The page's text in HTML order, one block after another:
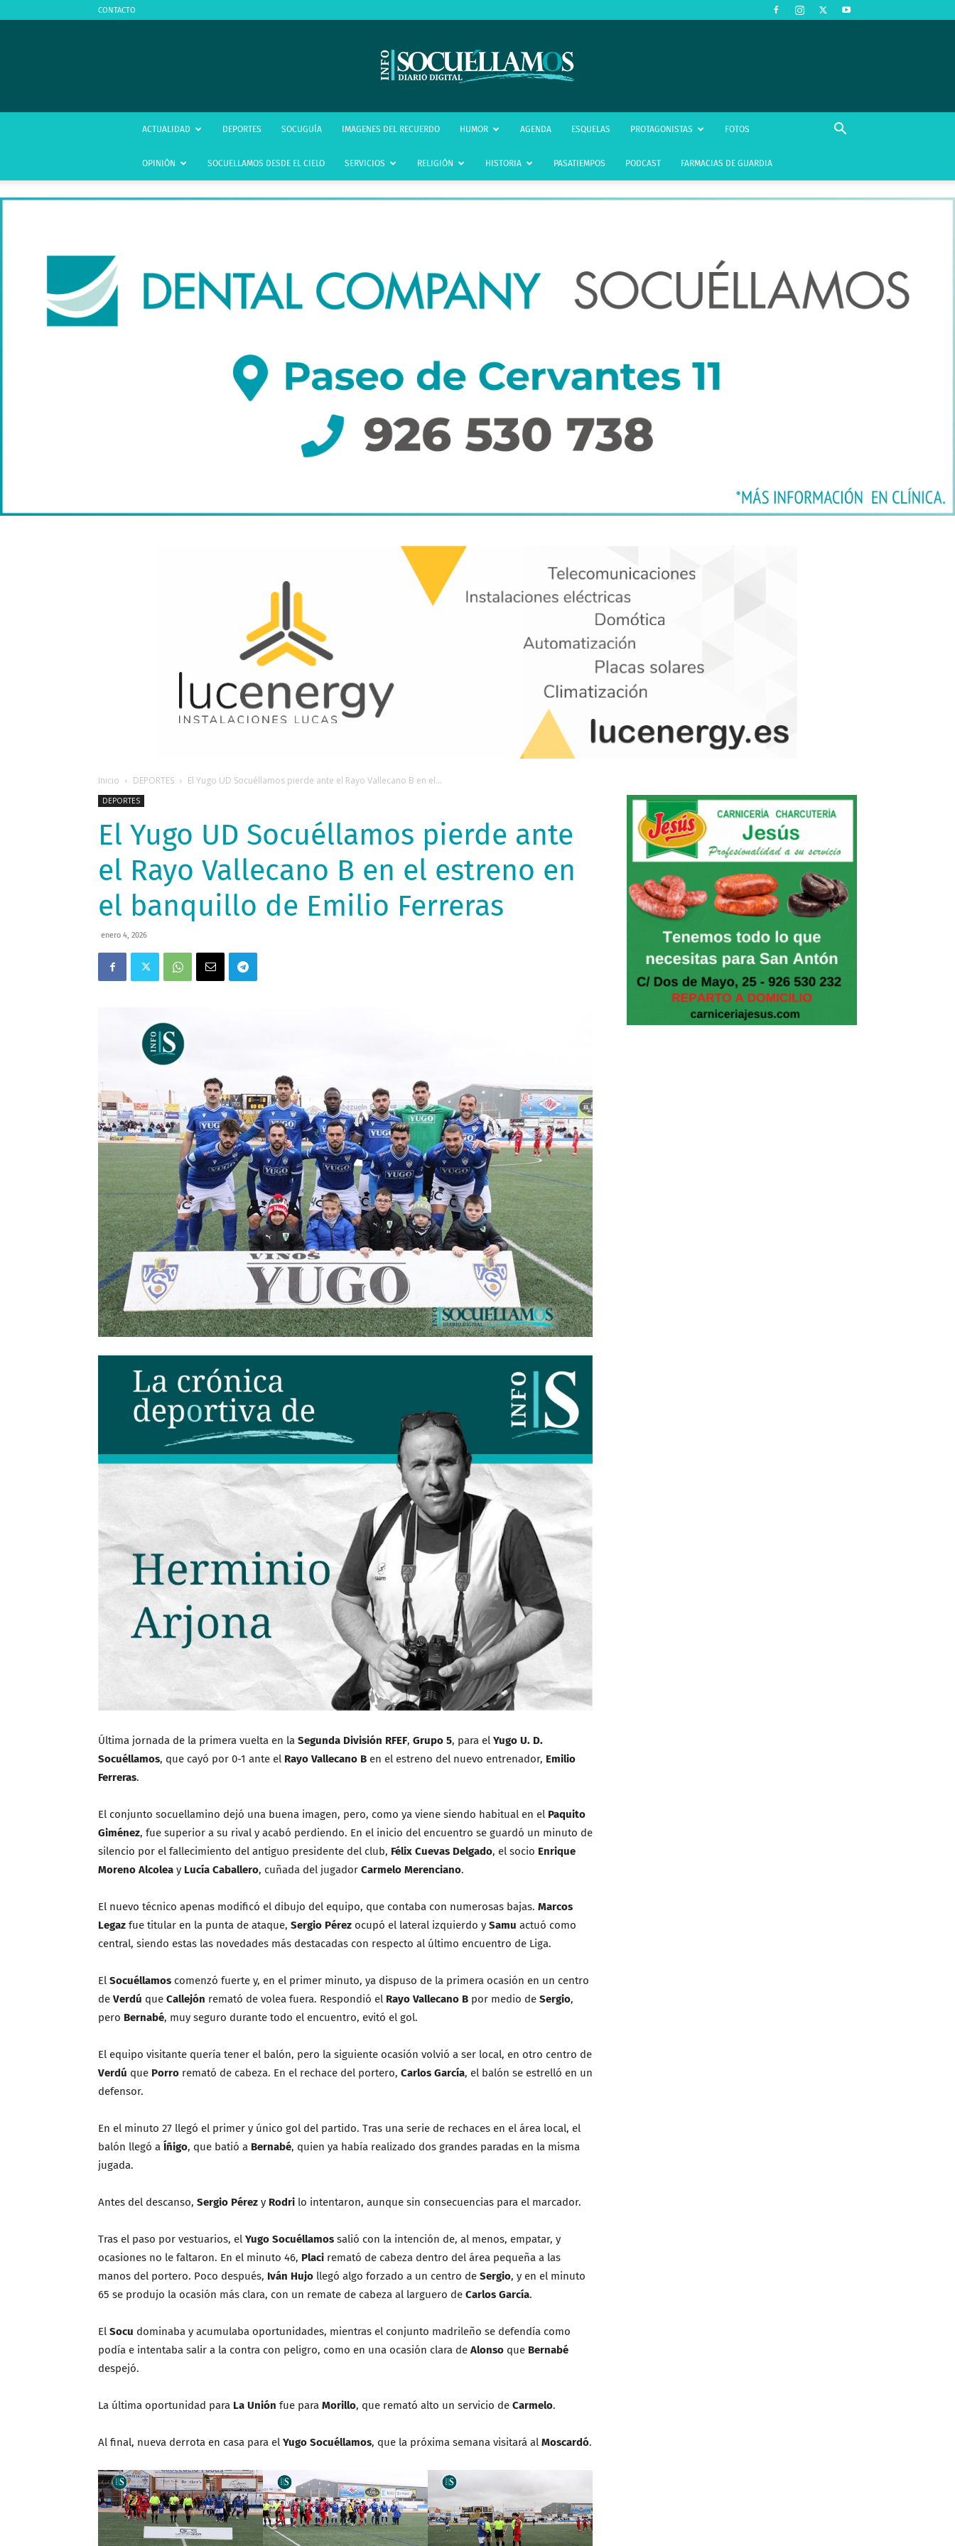
CONTACTO
infoSocuéllamos
ACTUALIDAD DEPORTES SOCUGUÍA IMAGENES DEL RECUERDO HUMOR AGENDA ESQUELAS PROTAGONISTAS FOTOS
OPINIÓN SOCUELLAMOS DESDE EL CIELO SERVICIOS RELIGIÓN HISTORIA PASATIEMPOS PODCAST FARMACIAS DE GUARDIA
Inicio DEPORTES El Yugo UD Socuéllamos pierde ante el Rayo Vallecano B en el...
DEPORTES
El Yugo UD Socuéllamos pierde ante
el Rayo Vallecano B en el estreno en
el banquillo de Emilio Ferreras
enero 4, 2026
Última jornada de la primera vuelta en la Segunda División RFEF, Grupo 5, para el Yugo U. D.
Socuéllamos, que cayó por 0-1 ante el Rayo Vallecano B en el estreno del nuevo entrenador, Emilio
Ferreras.
El conjunto socuellamino dejó una buena imagen, pero, como ya viene siendo habitual en el Paquito
Giménez, fue superior a su rival y acabó perdiendo. En el inicio del encuentro se guardó un minuto de
silencio por el fallecimiento del antiguo presidente del club, Félix Cuevas Delgado, el socio Enrique
Moreno Alcolea y Lucía Caballero, cuñada del jugador Carmelo Merenciano.
El nuevo técnico apenas modificó el dibujo del equipo, que contaba con numerosas bajas. Marcos
Legaz fue titular en la punta de ataque, Sergio Pérez ocupó el lateral izquierdo y Samu actuó como
central, siendo estas las novedades más destacadas con respecto al último encuentro de Liga.
El Socuéllamos comenzó fuerte y, en el primer minuto, ya dispuso de la primera ocasión en un centro
de Verdú que Callejón remató de volea fuera. Respondió el Rayo Vallecano B por medio de Sergio,
pero Bernabé, muy seguro durante todo el encuentro, evitó el gol.
El equipo visitante quería tener el balón, pero la siguiente ocasión volvió a ser local, en otro centro de
Verdú que Porro remató de cabeza. En el rechace del portero, Carlos García, el balón se estrelló en un
defensor.
En el minuto 27 llegó el primer y único gol del partido. Tras una serie de rechaces en el área local, el
balón llegó a Íñigo, que batió a Bernabé, quien ya había realizado dos grandes paradas en la misma
jugada.
Antes del descanso, Sergio Pérez y Rodri lo intentaron, aunque sin consecuencias para el marcador.
Tras el paso por vestuarios, el Yugo Socuéllamos salió con la intención de, al menos, empatar, y
ocasiones no le faltaron. En el minuto 46, Placi remató de cabeza dentro del área pequeña a las
manos del portero. Poco después, Iván Hujo llegó algo forzado a un centro de Sergio, y en el minuto
65 se produjo la ocasión más clara, con un remate de cabeza al larguero de Carlos García.
El Socu dominaba y acumulaba oportunidades, mientras el conjunto madrileño se defendía como
podía e intentaba salir a la contra con peligro, como en una ocasión clara de Alonso que Bernabé
despejó.
La última oportunidad para La Unión fue para Morillo, que remató alto un servicio de Carmelo.
Al final, nueva derrota en casa para el Yugo Socuéllamos, que la próxima semana visitará al Moscardó.